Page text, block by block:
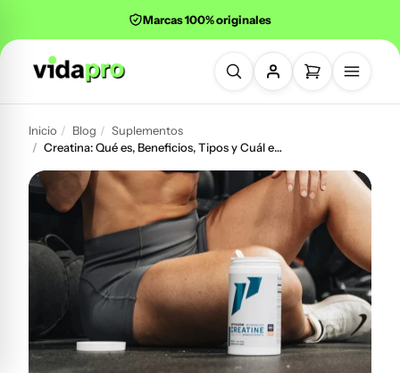
Marcas 100% originales
Buscar productos
Inicio Blog
Suplementos
Creatina: Qué es, Beneficios, Tipos y Cuál es la Mejor para Ti